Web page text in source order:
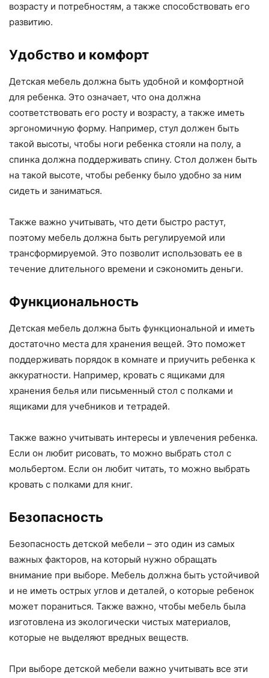
возрасту и потребностям, а также способствовать его
развитию.
Удобство и комфорт
Детская мебель должна быть удобной и комфортной
для ребенка. Это означает, что она должна
соответствовать его росту и возрасту, а также иметь
эргономичную форму. Например, стул должен быть
такой высоты, чтобы ноги ребенка стояли на полу, а
спинка должна поддерживать спину. Стол должен быть
на такой высоте, чтобы ребенку было удобно за ним
сидеть и заниматься.
Также важно учитывать, что дети быстро растут,
поэтому мебель должна быть регулируемой или
трансформируемой. Это позволит использовать ее в
течение длительного времени и сэкономить деньги.
Функциональность
Детская мебель должна быть функциональной и иметь
достаточно места для хранения вещей. Это поможет
поддерживать порядок в комнате и приучить ребенка к
аккуратности. Например, кровать с ящиками для
хранения белья или письменный стол с полками и
ящиками для учебников и тетрадей.
Также важно учитывать интересы и увлечения ребенка.
Если он любит рисовать, то можно выбрать стол с
мольбертом. Если он любит читать, то можно выбрать
кровать с полками для книг.
Безопасность
Безопасность детской мебели – это один из самых
важных факторов, на который нужно обращать
внимание при выборе. Мебель должна быть устойчивой
и не иметь острых углов и деталей, о которые ребенок
может пораниться. Также важно, чтобы мебель была
изготовлена из экологически чистых материалов,
которые не выделяют вредных веществ.
При выборе детской мебели важно учитывать все эти